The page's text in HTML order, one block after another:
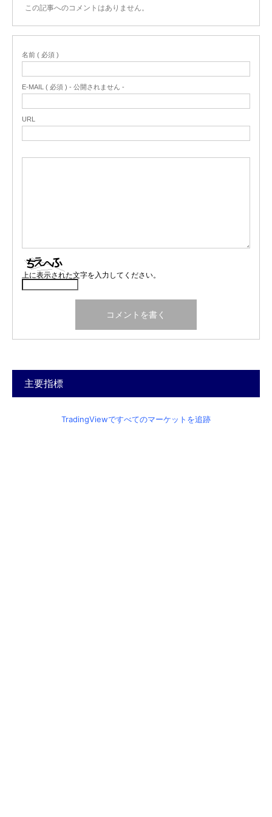
この記事へのコメントはありません。
名前 ( 必須 )
E-MAIL ( 必須 ) - 公開されません -
URL
上に表示された文字を入力してください。
主要指標
TradingViewですべてのマーケットを追跡